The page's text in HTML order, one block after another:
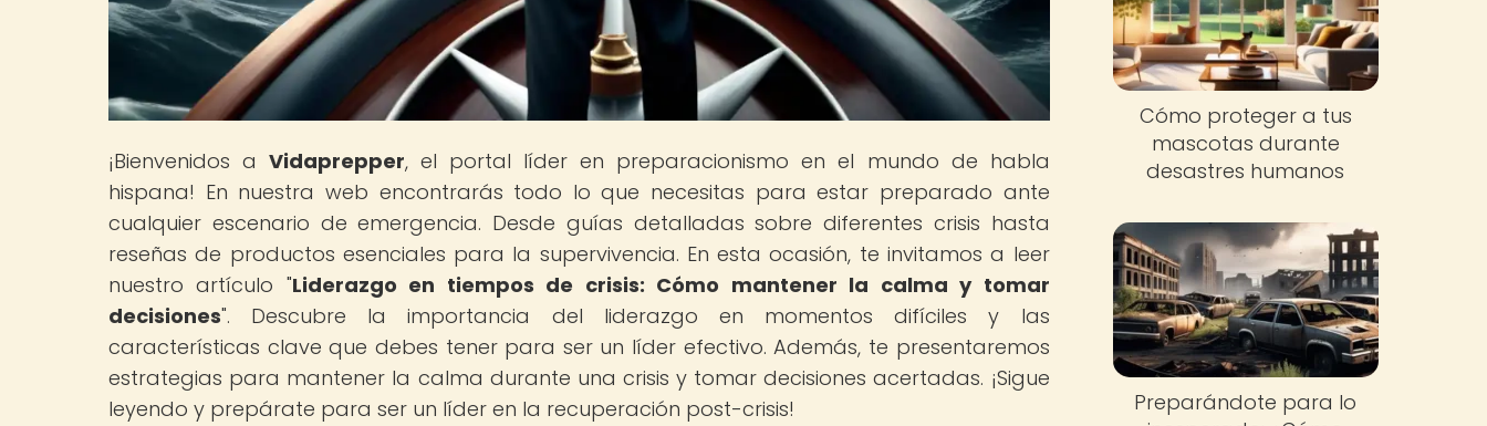
¡Bienvenidos aVidaprepper, el portal líder en preparacionismo en el mundo de habla
hispana! En nuestra web encontrarás todo lo que necesitas para estar preparado ante
cualquier escenario de emergencia. Desde guías detalladas sobre diferentes crisis hasta
reseñas de productos esenciales para la supervivencia. En esta ocasión, te invitamos a leer
nuestro artículo "Liderazgo en tiempos de crisis: Cómo mantener la calma y tomar
decisiones". Descubre la importancia del liderazgo en momentos difíciles y las
características clave que debes tener para ser un líder efectivo. Además, te presentaremos
estrategias para mantener la calma durante una crisis y tomar decisiones acertadas. ¡Sigue
leyendo y prepárate para ser un líder en la recuperación post-crisis!
Cómo proteger a tus
mascotas durante
desastres humanos
Preparándote para lo